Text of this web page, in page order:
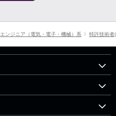
エンジニア（電気・電子・機械）系 特許技術者